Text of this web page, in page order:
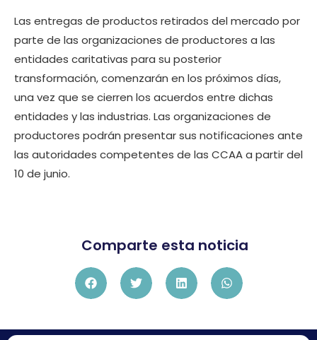
Las entregas de productos retirados del mercado por
parte de las organizaciones de productores a las
entidades caritativas para su posterior
transformación, comenzarán en los próximos días,
una vez que se cierren los acuerdos entre dichas
entidades y las industrias. Las organizaciones de
productores podrán presentar sus notificaciones ante
las autoridades competentes de las CCAA a partir del
10 de junio.
Comparte esta noticia